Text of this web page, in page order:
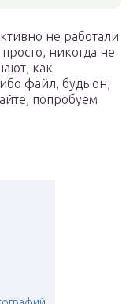
не работали
никогда не
как
файл, будь он,
попробуем